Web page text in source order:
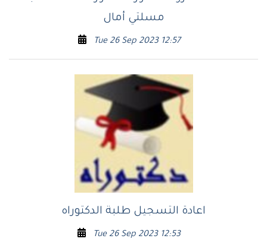
مسلتي أمال
Tue 26 Sep 2023 12:57
اعادة التسجيل طلبة الدكتوراه
Tue 26 Sep 2023 12:53